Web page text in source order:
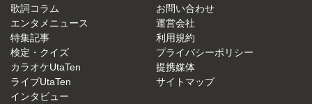
歌詞コラム
エンタメニュース
特集記事
検定・クイズ
カラオケUtaTen
ライブUtaTen
インタビュー
お問い合わせ
運営会社
利用規約
プライバシーポリシー
提携媒体
サイトマップ